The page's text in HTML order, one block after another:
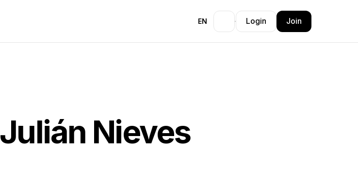
EN Login Join
Julián Nieves